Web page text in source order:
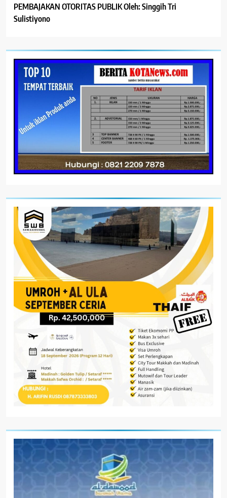
PEMBAJAKAN OTORITAS PUBLIK Oleh: Singgih Tri
Sulistiyono